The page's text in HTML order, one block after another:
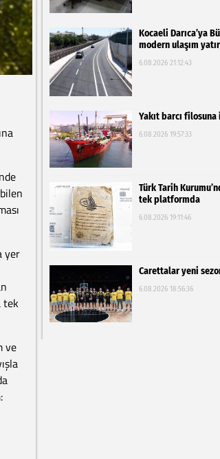
yer
tek
ve
Kocaeli Darıca’ya
modern ulaşım
6.08.2026 21:12:43
Yakıt barcı
6.08.2026 19:57:33
Türk Tarih
tek platformda
6.08.2026 19:11:46
Carettalar yeni
6.08.2026 18:56:36